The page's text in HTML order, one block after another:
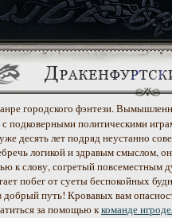
городского фэнтези.
подковерными политическими
десять лет подряд неустанно
логикой и здравым смыслом,
к слову, согретый
побег от суеты беспокойных
путь! Кровавых вам
за помощью ккоманде